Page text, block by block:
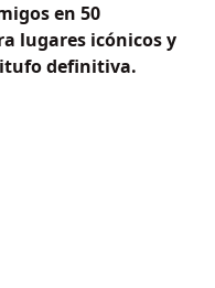
en 50
lugares icónicos y
definitiva.